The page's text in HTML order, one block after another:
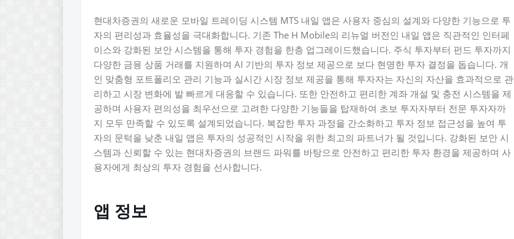
현대차증권의 새로운 모바일 트레이딩 시스템 MTS 내일 앱은 사용자 중심의 설계와 다양한 기능으로 투
자의 편리성과 효율성을 극대화합니다. 기존 The H Mobile의 리뉴얼 버전인 내일 앱은 직관적인 인터페
이스와 강화된 보안 시스템을 통해 투자 경험을 한층 업그레이드했습니다. 주식 투자부터 펀드 투자까지
다양한 금융 상품 거래를 지원하며 AI 기반의 투자 정보 제공으로 보다 현명한 투자 결정을 돕습니다. 개
인 맞춤형 포트폴리오 관리 기능과 실시간 시장 정보 제공을 통해 투자자는 자신의 자산을 효과적으로 관
리하고 시장 변화에 발 빠르게 대응할 수 있습니다. 또한 안전하고 편리한 계좌 개설 및 충전 시스템을 제
공하며 사용자 편의성을 최우선으로 고려한 다양한 기능들을 탑재하여 초보 투자자부터 전문 투자자까
지 모두 만족할 수 있도록 설계되었습니다. 복잡한 투자 과정을 간소화하고 투자 정보 접근성을 높여 투
자의 문턱을 낮춘 내일 앱은 투자의 성공적인 시작을 위한 최고의 파트너가 될 것입니다. 강화된 보안 시
스템과 신뢰할 수 있는 현대차증권의 브랜드 파워를 바탕으로 안전하고 편리한 투자 환경을 제공하며 사
용자에게 최상의 투자 경험을 선사합니다.
앱 정보